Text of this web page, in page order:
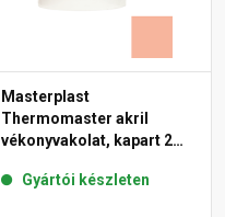
Masterplast
Thermomaster akril
vékonyvakolat, kapart 2
Gyártói készleten